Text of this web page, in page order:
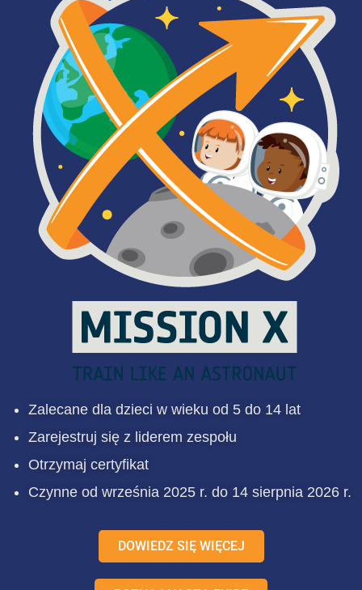
Zalecane dla dzieci w wieku od 5 do 14 lat
Zarejestruj się z liderem zespołu
Otrzymaj certyfikat
Czynne od września 2025 r. do 14 sierpnia 2026 r.
DOWIEDZ SIĘ WIĘCEJ